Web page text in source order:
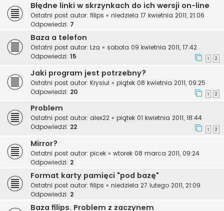
Błędne linki w skrzynkach do ich wersji on-line
Ostatni post autor: filips « niedziela 17 kwietnia 2011, 21:06
Odpowiedzi: 7
Baza a telefon
Ostatni post autor: Lza « sobota 09 kwietnia 2011, 17:42
Odpowiedzi: 15 1 2
Jaki program jest potrzebny?
Ostatni post autor: Krysiul « piątek 08 kwietnia 2011, 09:25
Odpowiedzi: 20 1 2
Problem
Ostatni post autor: alex22 « piątek 01 kwietnia 2011, 18:44
Odpowiedzi: 22 1 2
Mirror?
Ostatni post autor: picek « wtorek 08 marca 2011, 09:24
Odpowiedzi: 2
Format karty pamięci "pod bazę"
Ostatni post autor: filips « niedziela 27 lutego 2011, 21:09
Odpowiedzi: 2
Baza filips. Problem z zaczynem